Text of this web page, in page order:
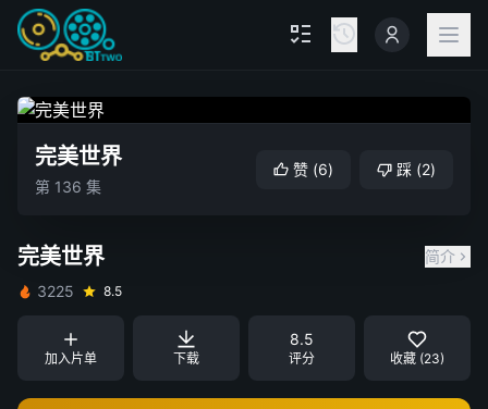
完美世界
第 136 集
赞 (6) 踩 (2)
完美世界
简介
3225
8.5
加入片单 下载
8.5
评分 收藏 (23)